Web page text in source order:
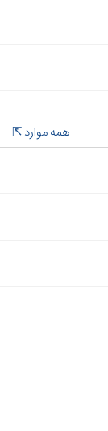
همه موارد